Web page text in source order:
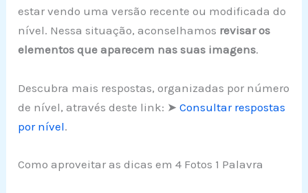
estar vendo uma versão recente ou modificada do
nível. Nessa situação, aconselhamos revisar os
elementos que aparecem nas suas imagens.
Descubra mais respostas, organizadas por número
de nível, através deste link: ➤Consultar respostas
por nível.
Como aproveitar as dicas em 4 Fotos 1 Palavra